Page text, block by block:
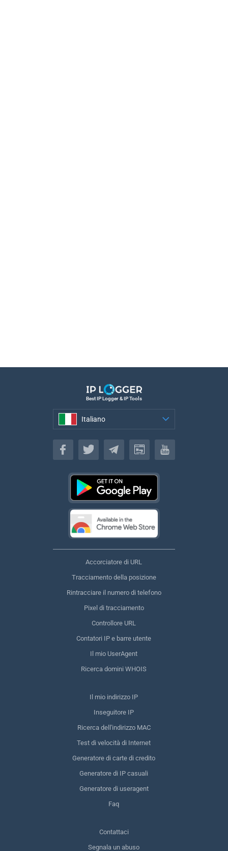
Best IP Logger & IP Tools
Italiano
Italiano
Accorciatore di URL
Tracciamento della posizione
Rintracciare il numero di telefono
Pixel di tracciamento
Controllore URL
Contatori IP e barre utente
Il mio UserAgent
Ricerca domini WHOIS
Il mio indirizzo IP
Inseguitore IP
Ricerca dell'indirizzo MAC
Test di velocità di Internet
Generatore di carte di credito
Generatore di IP casuali
Generatore di useragent
Faq
Contattaci
Segnala un abuso